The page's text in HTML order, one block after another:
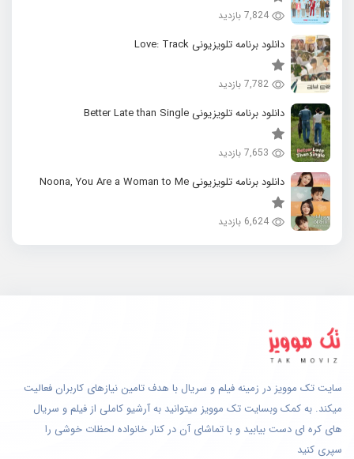
7,824 بازدید
دانلود برنامه تلویزیونی Love: Track
7,782 بازدید
دانلود برنامه تلویزیونی Better Late than Single
7,653 بازدید
دانلود برنامه تلویزیونی Noona, You Are a Woman to Me
6,624 بازدید
سایت تک موویز در زمینه فیلم و سریال با هدف تامین نیازهای کاربران فعالیت
میکند. به کمک وبسایت تک موویز میتوانید به آرشیو کاملی از فیلم و سریال
های کره ای دست بیابید و با تماشای آن در کنار خانواده لحظات خوشی را
سپری کنید